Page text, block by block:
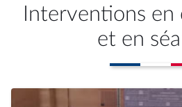
Interventions en
et en